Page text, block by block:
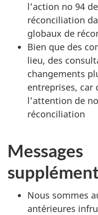
l’action no 94
réconciliation
globaux de
Bien que des
lieu, des
changements
entreprises, car
l’attention de
réconciliation
Messages
Nous sommes
antérieures